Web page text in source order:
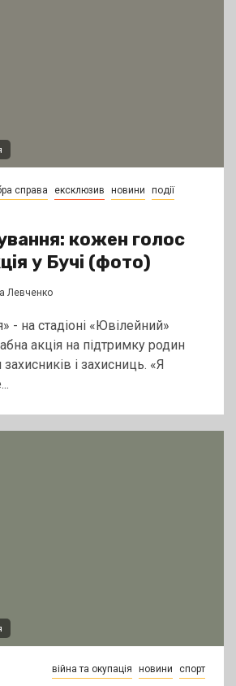
справа ексклюзив новини
події
кожен голос
у Бучі (фото)
Левченко
- на стадіоні «Ювілейний»
акція на підтримку родин
і захисниць. «Я
війна та окупація новини спорт